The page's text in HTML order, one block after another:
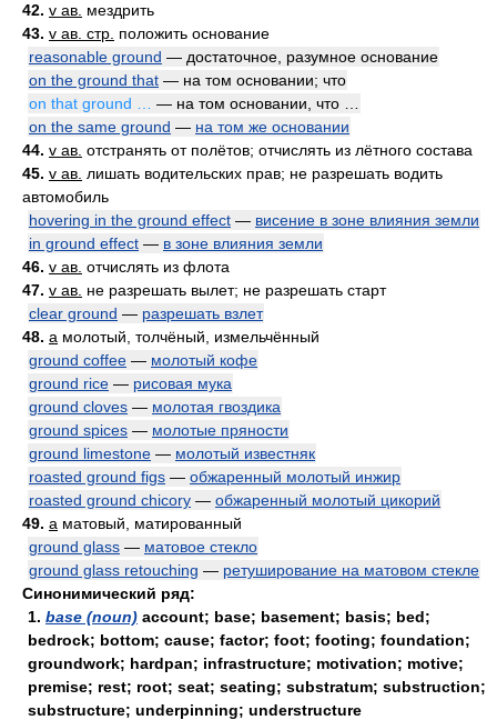
42. v ав. мездрить
43. v ав. стр. положить основание
reasonable ground — достаточное, разумное основание
on the ground that — на том основании; что
on that ground …
— на том основании, что …
on the same ground — на том же основании
44. v ав. отстранять от полётов; отчислять из лётного состава
45. v ав. лишать водительских прав; не разрешать водить
автомобиль
hovering in the ground effect — висение в зоне влияния земли
in ground effect — в зоне влияния земли
46. v ав. отчислять из флота
47. v ав. не разрешать вылет; не разрешать старт
clear ground — разрешать взлет
48. a молотый, толчёный, измельчённый
ground coffee — молотый кофе
ground rice — рисовая мука
ground cloves — молотая гвоздика
ground spices — молотые пряности
ground limestone — молотый известняк
roasted ground figs — обжаренный молотый инжир
roasted ground chicory — обжаренный молотый цикорий
49. a матовый, матированный
ground glass — матовое стекло
ground glass retouching — ретуширование на матовом стекле
Синонимический ряд:
1. base (noun) account; base; basement; basis; bed;
bedrock; bottom; cause; factor; foot; footing; foundation;
groundwork; hardpan; infrastructure; motivation; motive;
premise; rest; root; seat; seating; substratum; substruction;
substructure; underpinning; understructure